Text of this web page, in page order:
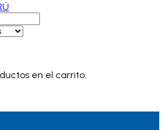
en el carrito.